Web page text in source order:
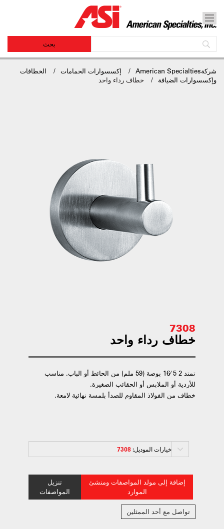
شركةAmerican Specialties إكسسوارات الحمامات
الخطافات
وإكسسوارات الضيافة
خطاف رداء واحد
7308
خطاف رداء واحد
تمتد 2 5 ⁄16 بوصة (59 ملم) من الحائط أو الباب. مناسب
للأردية أو الملابس أو الحقائب الصغيرة.
خطاف من الفولاذ المقاوم للصدأ بلمسة نهائية لامعة.
خيارات الموديل:7308
إضافة إلى مولد المواصفات ومنشئ
الموارد
تنزيل
المواصفات
تواصل مع أحد الممثلين